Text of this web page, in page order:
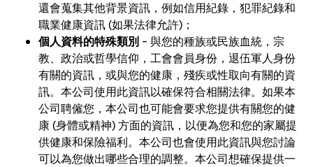
還會蒐集其他背景資訊，例如信用紀錄，犯罪紀錄和
職業健康資訊 (如果法律允許)；
個人資料的特殊類別 – 與您的種族或民族血統，宗
教、政治或哲學信仰，工會會員身份，退伍軍人身份
有關的資訊，或與您的健康，殘疾或性取向有關的資
訊。本公司使用此資訊以確保符合相關法律。如果本
公司聘僱您，本公司也可能會要求您提供有關您的健
康 (身體或精神) 方面的資訊，以便為您和您的家屬提
供健康和保險福利。本公司也會使用此資訊與您討論
可以為您做出哪些合理的調整。本公司想確保提供一